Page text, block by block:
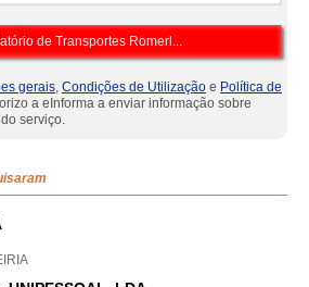
gerais, Condições de Utilização e Política de
a eInforma a enviar informação sobre
serviço.